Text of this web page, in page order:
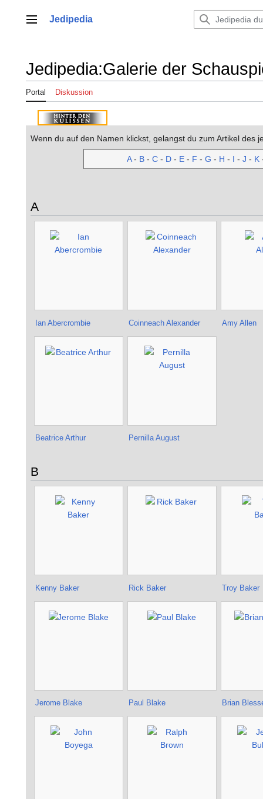
springenHauptmenü
Jedipedia
Jedipedia:Galerie der
Portal Diskussion
Wenn du auf den Namen klickst, gelangst du zum Artikel des
A- B - C - D - E - F - G - H - I - J - K
A
Ian Abercrombie Coinneach Alexander Amy Allen
Beatrice Arthur Pernilla August
B
Kenny Baker Rick Baker Troy Baker
Jerome Blake Paul Blake Brian